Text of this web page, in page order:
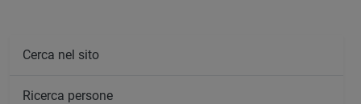
Cerca nel sito
Ricerca persone